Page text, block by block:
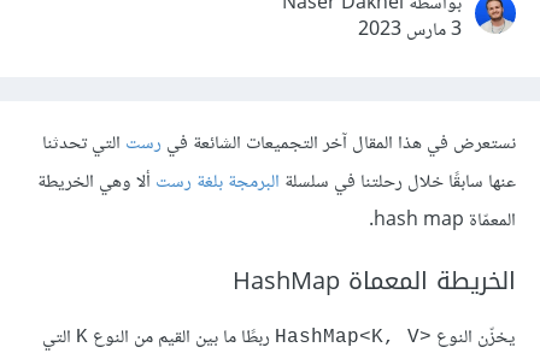
3 مارس 2023
نستعرض في هذا المقال آخر التجميعات الشائعة في رست التي تحدثنا
عنها سابقًا خلال رحلتنا في سلسلة البرمجة بلغة رست ألا وهي الخريطة
المعمّاة hash map.
الخريطة المعماة HashMap
يخزّن النوع HashMap<K, V>‎ ربطًا ما بين القيم من النوع K التي